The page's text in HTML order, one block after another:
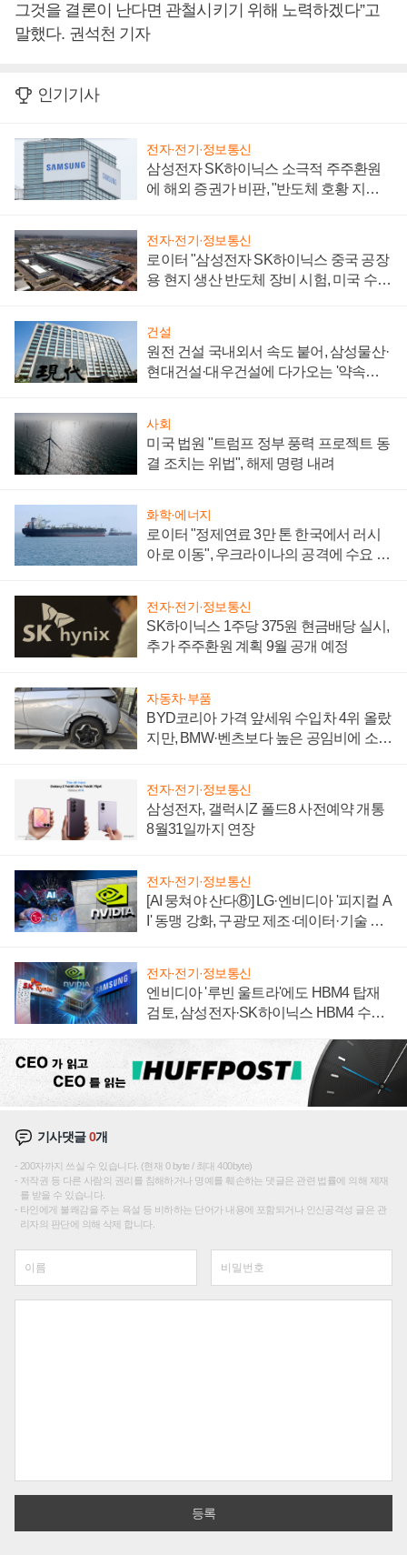
그것을 결론이 난다면 관철시키기 위해 노력하겠다”고
말했다. 권석천 기자
인기기사
전자·전기·정보통신
삼성전자 SK하이닉스 소극적 주주환원
에 해외 증권가 비판, "반도체 호황 지속
전자·전기·정보통신
로이터 "삼성전자 SK하이닉스 중국 공장
용 현지 생산 반도체 장비 시험, 미국 수출
건설
원전 건설 국내외서 속도 붙어, 삼성물산·
현대건설·대우건설에 다가오는 '약속의
사회
미국 법원 "트럼프 정부 풍력 프로젝트 동
결 조치는 위법", 해제 명령 내려
화학·에너지
로이터 "정제연료 3만 톤 한국에서 러시
아로 이동", 우크라이나의 공격에 수요 늘
전자·전기·정보통신
SK하이닉스 1주당 375원 현금배당 실시,
추가 주주환원 계획 9월 공개 예정
자동차·부품
BYD코리아 가격 앞세워 수입차 4위 올랐
지만, BMW·벤츠보다 높은 공임비에 소비
전자·전기·정보통신
삼성전자, 갤럭시Z 폴드8 사전예약 개통
8월31일까지 연장
전자·전기·정보통신
[AI 뭉쳐야 산다⑧] LG·엔비디아 '피지컬 A
I' 동맹 강화, 구광모 제조·데이터·기술 결
전자·전기·정보통신
엔비디아 '루빈 울트라'에도 HBM4 탑재
검토, 삼성전자·SK하이닉스 HBM4 수율
기사댓글0개
200자까지 쓰실 수 있습니다. (현재 0 byte / 최대 400byte)
저작권 등 다른 사람의 권리를 침해하거나 명예를 훼손하는 댓글은 관련 법률에 의해 제재
를 받을 수 있습니다.
타인에게 불쾌감을 주는 욕설 등 비하하는 단어가 내용에 포함되거나 인신공격성 글은 관
리자의 판단에 의해 삭제 합니다.